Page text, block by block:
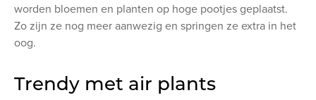
worden bloemen en planten op hoge pootjes geplaatst.
Zo zijn ze nog meer aanwezig en springen ze extra in het
oog.
Trendy met air plants